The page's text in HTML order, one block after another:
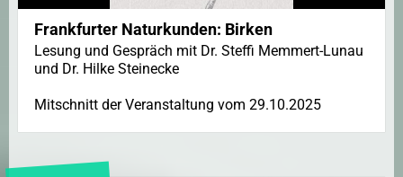
Frankfurter Naturkunden: Birken
Lesung und Gespräch mit Dr. Steffi Memmert-Lunau
und Dr. Hilke Steinecke
Mitschnitt der Veranstaltung vom 29.10.2025